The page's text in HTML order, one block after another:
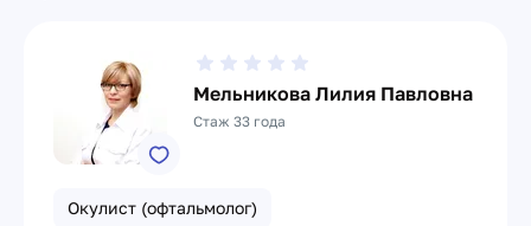
Мельникова Лилия Павловна
Стаж 33 года
Окулист (офтальмолог)